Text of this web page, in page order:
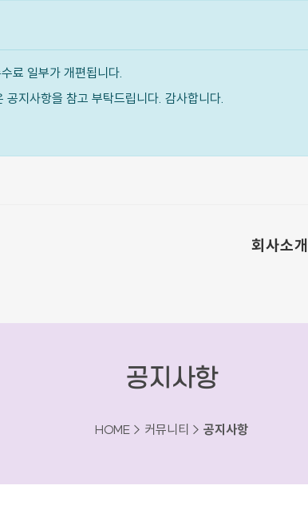
료 일부가 개편됩니다.
지사항을 참고 부탁드립니다. 감사합니다.
회사소개
공지사항
HOME > 커뮤니티 > 공지사항